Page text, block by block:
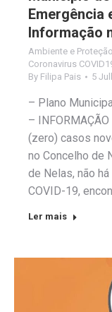
Emergência
Informação
Ambiente e Proteção
Coronavirus
By Filipa Pais 5
– Plano
–
(zero) casos
no Concelho de
de Nelas, não
COVID-19,
Ler mais